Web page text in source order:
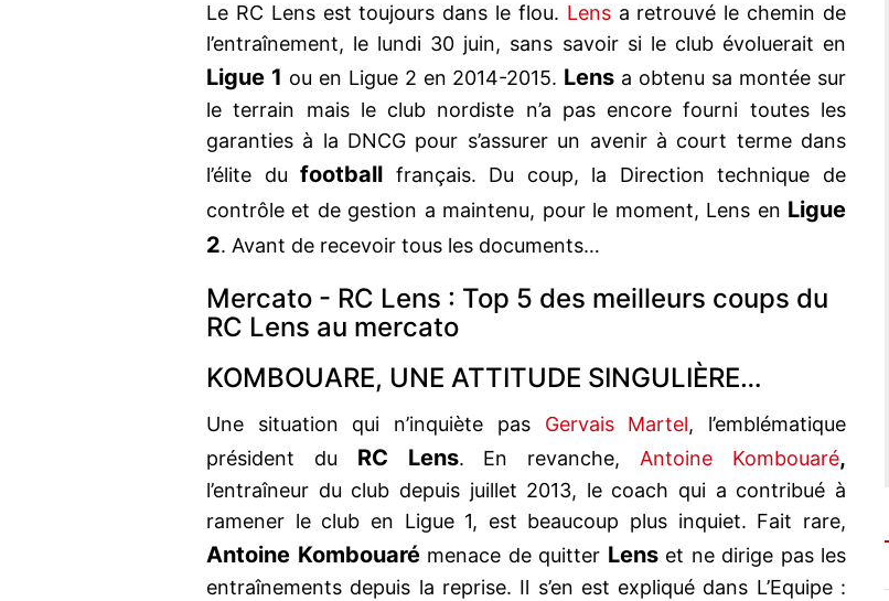
Le RC Lens est toujours dans le flou. Lensa retrouvé le chemin de
l’entraînement, le lundi 30 juin, sans savoir si le club évoluerait en
Ligue 1 ou en Ligue 2 en 2014-2015. Lens a obtenu sa montée sur
le terrain mais le club nordiste n’a pas encore fourni toutes les
garanties à la DNCG pour s’assurer un avenir à court terme dans
l’élite dufootball français. Du coup, la Direction technique de
contrôle et de gestion a maintenu, pour le moment, Lens en Ligue
2. Avant de recevoir tous les documents…
Mercato - RC Lens : Top 5 des meilleurs coups du
RC Lens au mercato
KOMBOUARE, UNE ATTITUDE SINGULIÈRE…
Une situation qui n’inquiète pas Gervais Martel, l’emblématique
président du RC Lens. En revanche,Antoine Kombouaré,
l’entraîneur du club depuis juillet 2013, le coach qui a contribué à
ramener le club en Ligue 1, est beaucoup plus inquiet. Fait rare,
Antoine Kombouaré menace de quitter Lenset ne dirige pas les
entraînements depuis la reprise. Il s’en est expliqué dans L’Equipe :